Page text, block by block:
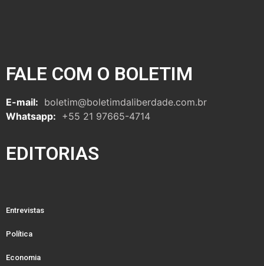
FALE COM O BOLETIM
E-mail: boletim@boletimdaliberdade.com.br
Whatsapp: +55 21 97665-4714
EDITORIAS
Entrevistas
Política
Economia